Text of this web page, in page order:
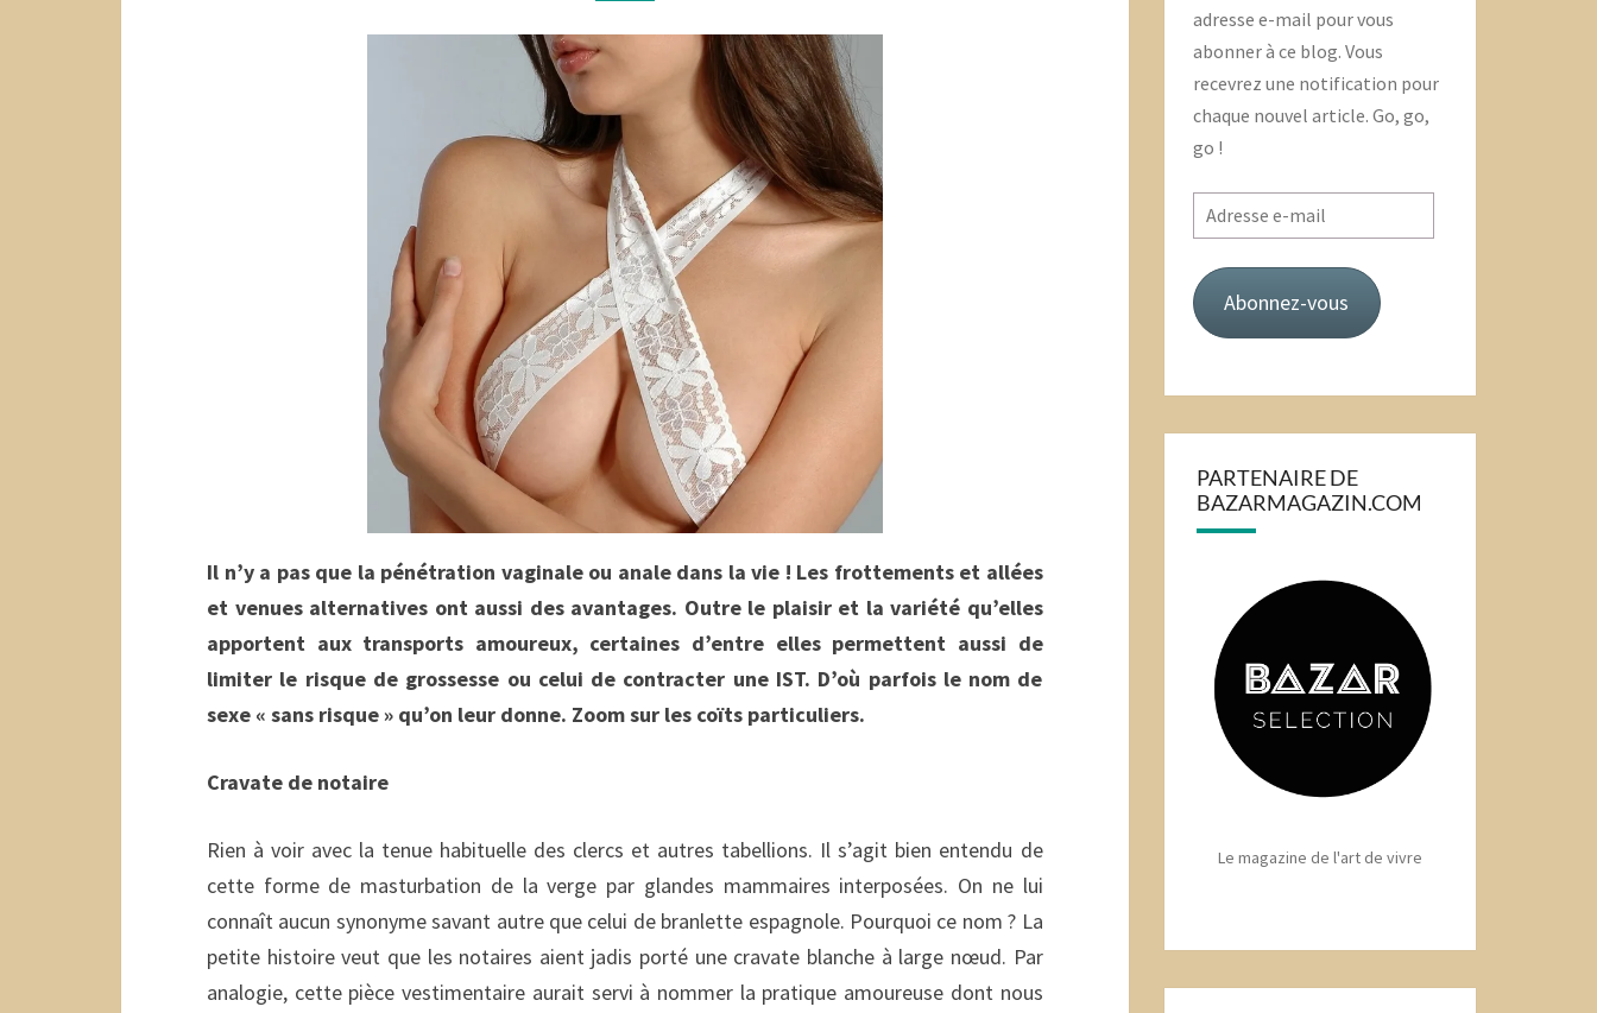
Il n’y a pas que la pénétration vaginale ou anale dans la vie ! Les frottements et allées
et venues alternatives ont aussi des avantages. Outre le plaisir et la variété qu’elles
apportent aux transports amoureux, certaines d’entre elles permettent aussi de
limiter le risque de grossesse ou celui de contracter une IST. D’où parfois le nom de
sexe « sans risque » qu’on leur donne. Zoom sur les coïts particuliers.
Cravate de notaire
Rien à voir avec la tenue habituelle des clercs et autres tabellions. Il s’agit bien entendu de
cette forme de masturbation de la verge par glandes mammaires interposées. On ne lui
connaît aucun synonyme savant autre que celui de branlette espagnole. Pourquoi ce nom ? La
petite histoire veut que les notaires aient jadis porté une cravate blanche à large nœud. Par
analogie, cette pièce vestimentaire aurait servi à nommer la pratique amoureuse dont nous
adresse e-mail pour vous
abonner à ce blog. Vous
recevrez une notification pour
chaque nouvel article. Go, go,
go !
Adresse
e-
mail
Abonnez-vous
PARTENAIRE DE
BAZARMAGAZIN.COM
Le magazine de l'art de vivre